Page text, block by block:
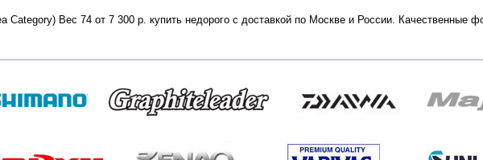
Category) Вес 74 от 7 300 р. купить недорого с доставкой по Москве и России. Качественные